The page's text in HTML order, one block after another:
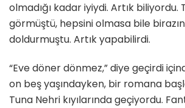
olmadığı kadar iyiydi. Artık biliyordu.
görmüştü, hepsini olmasa bile
doldurmuştu. Artık yapabilirdi.
“Eve döner dönmez,” diye geçirdi
on beş yaşındayken, bir romana
Tuna Nehri kıyılarında geçiyordu.